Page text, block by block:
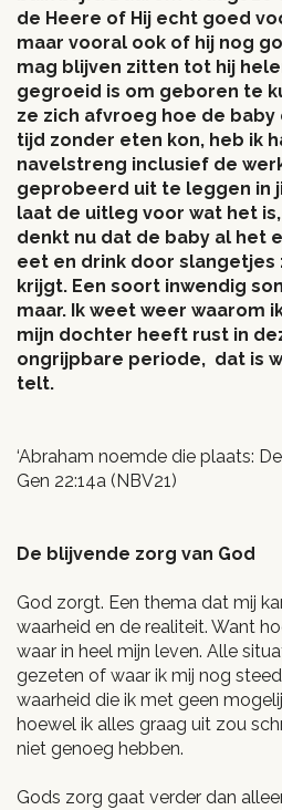
de Heere of Hij echt goed
maar vooral ook of hij nog
mag blijven zitten tot hij
gegroeid is om geboren te
ze zich afvroeg hoe de baby
tijd zonder eten kon, heb ik
navelstreng inclusief de
geprobeerd uit te leggen in
laat de uitleg voor wat het
denkt nu dat de baby al het
eet en drink door
krijgt. Een soort inwendig
maar. Ik weet weer waarom
mijn dochter heeft rust in
ongrijpbare periode, dat is
telt.
‘Abraham noemde die plaats:
Gen 22:14a (NBV21)
De blijvende zorg van God
God zorgt. Een thema dat mij
waarheid en de realiteit. Want
waar in heel mijn leven. Alle
gezeten of waar ik mij nog
waarheid die ik met geen
hoewel ik alles graag uit zou
niet genoeg hebben.
Gods zorg gaat verder dan